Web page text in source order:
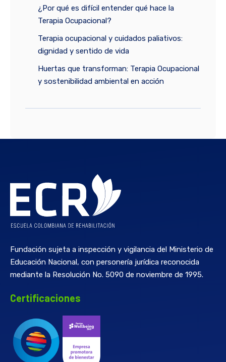
¿Por qué es difícil entender qué hace la
Terapia Ocupacional?
Terapia ocupacional y cuidados paliativos:
dignidad y sentido de vida
Huertas que transforman: Terapia Ocupacional
y sostenibilidad ambiental en acción
Fundación sujeta a inspección y vigilancia del Ministerio de
Educación Nacional, con personería jurídica reconocida
mediante la Resolución No. 5090 de noviembre de 1995.
Certificaciones